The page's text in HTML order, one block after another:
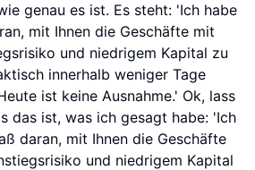
genau es ist. Es steht: 'Ich habe
mit Ihnen die Geschäfte mit
und niedrigem Kapital zu
innerhalb weniger Tage
ist keine Ausnahme.' Ok, lass
das ist, was ich gesagt habe: 'Ich
daran, mit Ihnen die Geschäfte
und niedrigem Kapital